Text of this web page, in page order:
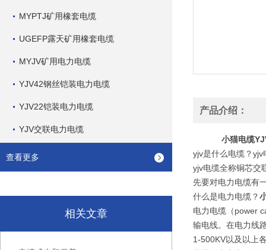
MYPTJ矿用橡套电缆
UGEFP露天矿用橡套电缆
MYJV矿用电力电缆
YJV42钢丝铠装电力电缆
YJV22铠装电力电缆
YJV交联电力电缆
查看更多
相关文章
产品介绍：
小猫电缆
yjv是什么电缆？
yjv电缆全称铜芯交
先要对电力电缆有
什么是电力电缆？
电力电缆（power
输电线。在电力线
1-500KV以及以上